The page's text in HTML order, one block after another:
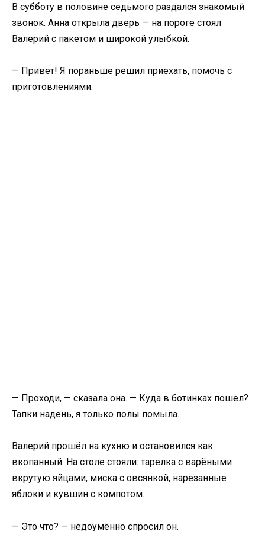
В субботу в половине седьмого раздался знакомый
звонок. Анна открыла дверь — на пороге стоял
Валерий с пакетом и широкой улыбкой.
— Привет! Я пораньше решил приехать, помочь с
приготовлениями.
— Проходи, — сказала она. — Куда в ботинках пошел?
Тапки надень, я только полы помыла.
Валерий прошёл на кухню и остановился как
вкопанный. На столе стояли: тарелка с варёными
вкрутую яйцами, миска с овсянкой, нарезанные
яблоки и кувшин с компотом.
— Это что? — недоумённо спросил он.